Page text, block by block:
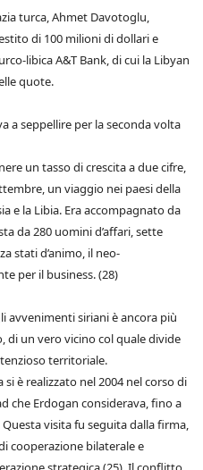
turca, Ahmet Davotoglu,
di 100 milioni di dollari e
libica A&T Bank, di cui la Libyan
quote.
a seppellire per la seconda volta
un tasso di crescita a due cifre,
un viaggio nei paesi della
e la Libia. Era accompagnato da
da 280 uomini d’affari, sette
stati d’animo, il neo-
per il business. (28)
avvenimenti siriani è ancora più
di un vero vicino col quale divide
territoriale.
è realizzato nel 2004 nel corso di
che Erdogan considerava, fino a
visita fu seguita dalla firma,
cooperazione bilaterale e